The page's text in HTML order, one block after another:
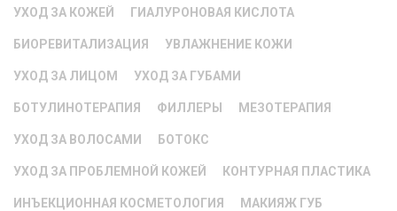
УХОД ЗА КОЖЕЙ ГИАЛУРОНОВАЯ КИСЛОТА
БИОРЕВИТАЛИЗАЦИЯ УВЛАЖНЕНИЕ КОЖИ
УХОД ЗА ЛИЦОМ УХОД ЗА ГУБАМИ
БОТУЛИНОТЕРАПИЯ ФИЛЛЕРЫ МЕЗОТЕРАПИЯ
УХОД ЗА ВОЛОСАМИ БОТОКС
УХОД ЗА ПРОБЛЕМНОЙ КОЖЕЙ КОНТУРНАЯ ПЛАСТИКА
ИНЪЕКЦИОННАЯ КОСМЕТОЛОГИЯ МАКИЯЖ ГУБ